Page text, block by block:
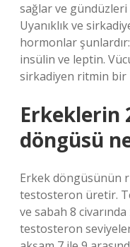
sağlar ve gündüzleri
Uyanıklık ve
hormonlar
insülin ve leptin.
sirkadiyen ritmin bir
Erkeklerin
döngüsü
Erkek döngüsünün
testosteron üretir.
ve sabah 8
testosteron